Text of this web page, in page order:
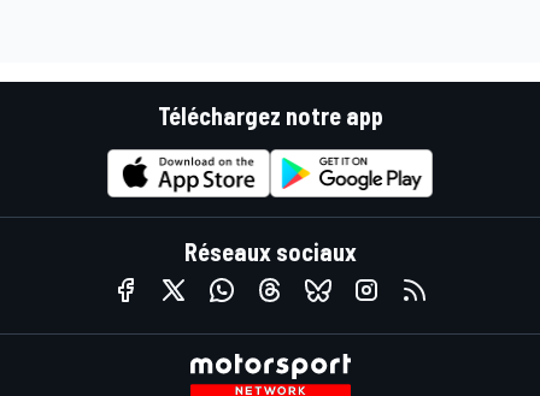
Téléchargez notre app
Réseaux sociaux